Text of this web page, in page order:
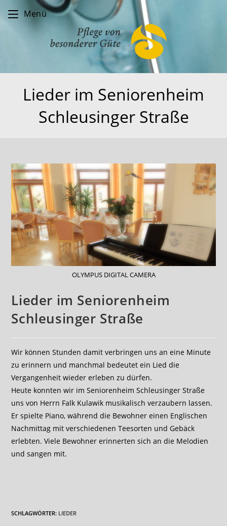
Inhalt
Menü
Lieder im Seniorenheim
Schleusinger Straße
OLYMPUS DIGITAL CAMERA
Lieder im Seniorenheim
Schleusinger Straße
Wir können Stunden damit verbringen uns an eine Minute
zu erinnern und manchmal bedeutet ein Lied die
Vergangenheit wieder erleben zu dürfen.
Heute konnten wir im Seniorenheim Schleusinger Straße
uns von Herrn Falk Kulawik musikalisch verzaubern lassen.
Er spielte Piano, während die Bewohner einen Englischen
Nachmittag mit verschiedenen Teesorten und Gebäck
erlebten. Viele Bewohner erinnerten sich an die Melodien
und sangen mit.
SCHLAGWÖRTER: LIEDER